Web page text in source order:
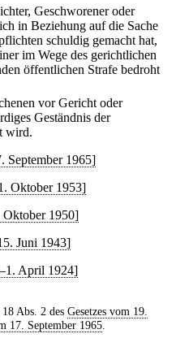
Geschworener oder
in Beziehung auf die Sache
schuldig gemacht hat,
im Wege des gerichtlichen
öffentlichen Strafe bedroht
vor Gericht oder
Geständnis der
wird.
September 1965]
Oktober 1953]
1950]
Juni 1943]
April 1924]
Abs. 2 des Gesetzes vom 19.
17. September 1965.